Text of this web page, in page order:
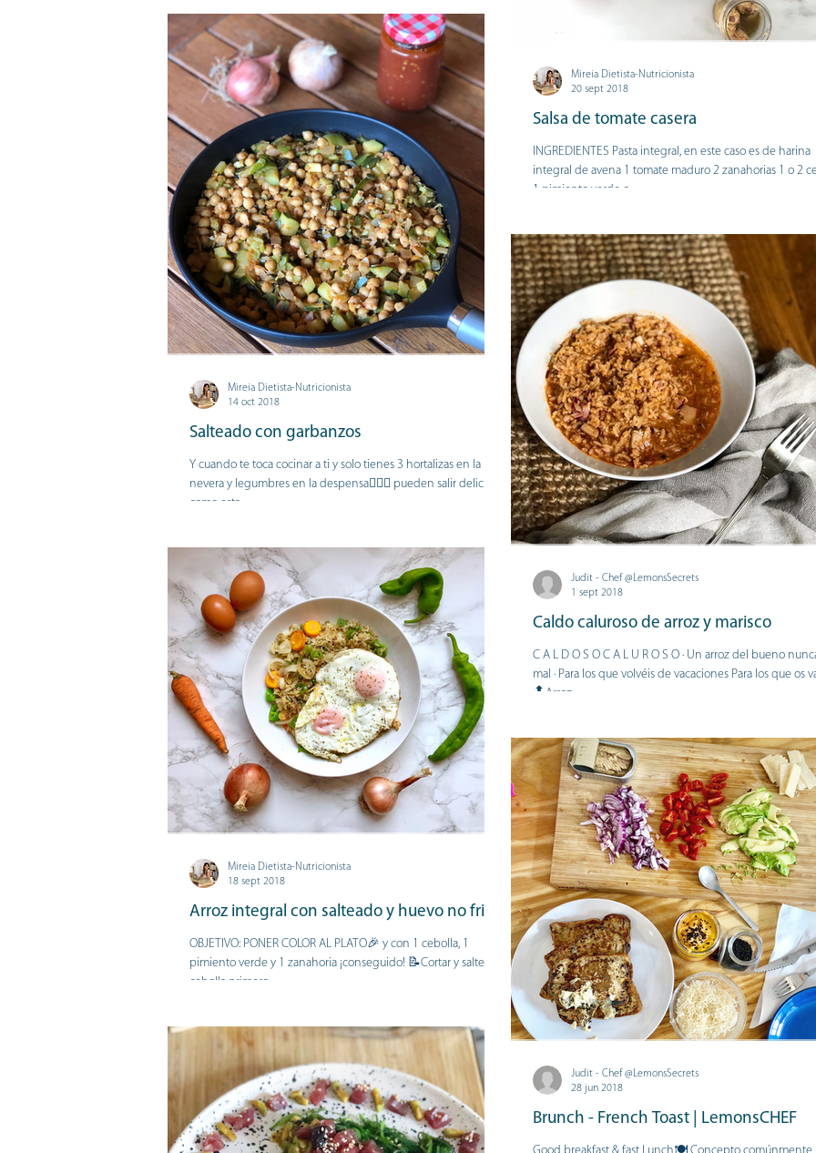
Salteado con garbanzos
Y cuando te toca cocinar a ti y solo tienes 3 hortalizas en la
nevera y legumbres en la despensa🤷🏽‍♀️ pueden salir delicias
como esta...
Mireia Dietista-Nutricionista
14 oct 2018
Salsa de tomate casera
​​INGREDIENTES Pasta integral, en este caso es de harina
integral de avena 1 tomate maduro 2 zanahorias 1 o 2
1 pimiento verde o...
Mireia Dietista-Nutricionista
20 sept 2018
Arroz integral con salteado y huevo no frito
OBJETIVO: PONER COLOR AL PLATO🎉 y con 1 cebolla, 1
pimiento verde y 1 zanahoria ¡conseguido! 📝Cortar y saltear la
cebolla primero....
Mireia Dietista-Nutricionista
18 sept 2018
Caldo caluroso de arroz y marisco
C A L D O S O C A L U R O S O · Un arroz del bueno nunca es
mal · Para los que volvéis de vacaciones Para los que os vais ·
🔝Arroz...
Judit - Chef @LemonsSecrets
1 sept 2018
Brunch - French Toast | LemonsCHEF
Judit - Chef @LemonsSecrets
28 jun 2018